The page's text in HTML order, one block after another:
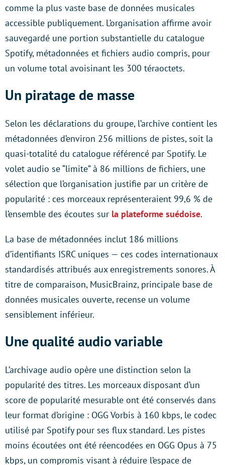
comme la plus vaste base de données musicales
accessible publiquement. L’organisation affirme avoir
sauvegardé une portion substantielle du catalogue
Spotify, métadonnées et fichiers audio compris, pour
un volume total avoisinant les 300 téraoctets.
Un piratage de masse
Selon les déclarations du groupe, l’archive contient les
métadonnées d’environ 256 millions de pistes, soit la
quasi-totalité du catalogue référencé par Spotify. Le
volet audio se “limite” à 86 millions de fichiers, une
sélection que l’organisation justifie par un critère de
popularité : ces morceaux représenteraient 99,6 % de
l’ensemble des écoutes sur la plateforme suédoise.
La base de métadonnées inclut 186 millions
d’identifiants ISRC uniques — ces codes internationaux
standardisés attribués aux enregistrements sonores. À
titre de comparaison, MusicBrainz, principale base de
données musicales ouverte, recense un volume
sensiblement inférieur.
Une qualité audio variable
L’archivage audio opère une distinction selon la
popularité des titres. Les morceaux disposant d’un
score de popularité mesurable ont été conservés dans
leur format d’origine : OGG Vorbis à 160 kbps, le codec
utilisé par Spotify pour ses flux standard. Les pistes
moins écoutées ont été réencodées en OGG Opus à 75
kbps, un compromis visant à réduire l’espace de